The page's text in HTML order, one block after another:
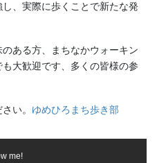
、実際に歩くことで新たな発
ある方、まちなかウォーキン
大歓迎です、多くの皆様の参
い。 ゆめひろまち歩き部
me!